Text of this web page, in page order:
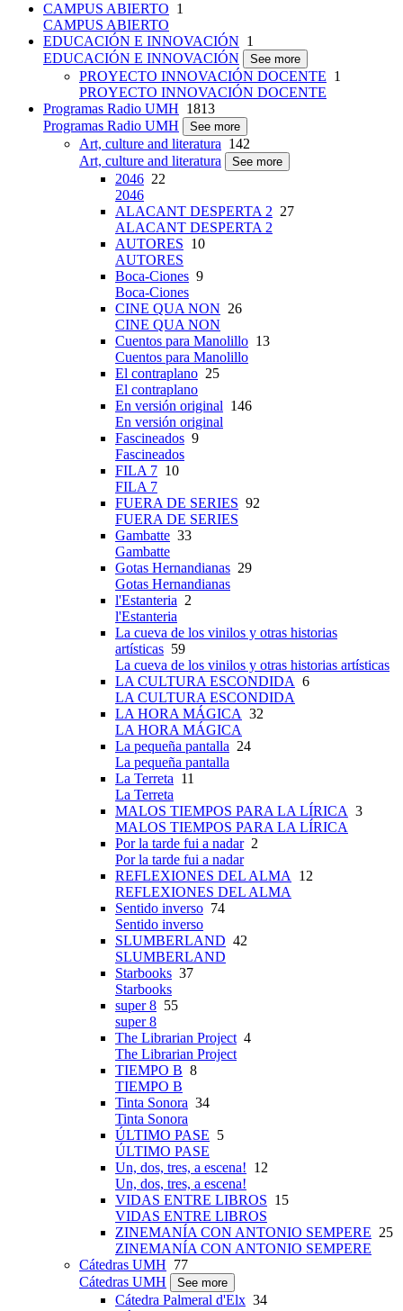
CAMPUS ABIERTO 1
CAMPUS ABIERTO
EDUCACIÓN E INNOVACIÓN 1
EDUCACIÓN E INNOVACIÓN
See more
PROYECTO INNOVACIÓN DOCENTE 1
PROYECTO INNOVACIÓN DOCENTE
Programas Radio UMH 1813
Programas Radio UMH
See more
Art, culture and literatura 142
Art, culture and literatura
See more
2046 22
2046
ALACANT DESPERTA 2 27
ALACANT DESPERTA 2
AUTORES 10
AUTORES
Boca-Ciones 9
Boca-Ciones
CINE QUA NON 26
CINE QUA NON
Cuentos para Manolillo 13
Cuentos para Manolillo
El contraplano 25
El contraplano
En versión original 146
En versión original
Fascineados 9
Fascineados
FILA 7 10
FILA 7
FUERA DE SERIES 92
FUERA DE SERIES
Gambatte 33
Gambatte
Gotas Hernandianas 29
Gotas Hernandianas
l'Estanteria 2
l'Estanteria
La cueva de los vinilos y otras historias
artísticas 59
La cueva de los vinilos y otras historias artísticas
LA CULTURA ESCONDIDA 6
LA CULTURA ESCONDIDA
LA HORA MÁGICA 32
LA HORA MÁGICA
La pequeña pantalla 24
La pequeña pantalla
La Terreta 11
La Terreta
MALOS TIEMPOS PARA LA LÍRICA 3
MALOS TIEMPOS PARA LA LÍRICA
Por la tarde fui a nadar2
Por la tarde fui a nadar
REFLEXIONES DEL ALMA 12
REFLEXIONES DEL ALMA
Sentido inverso 74
Sentido inverso
SLUMBERLAND 42
SLUMBERLAND
Starbooks 37
Starbooks
super 8 55
super 8
The Librarian Project4
The Librarian Project
TIEMPO B 8
TIEMPO B
Tinta Sonora 34
Tinta Sonora
ÚLTIMO PASE 5
ÚLTIMO PASE
Un, dos, tres, a escena! 12
Un, dos, tres, a escena!
VIDAS ENTRE LIBROS 15
VIDAS ENTRE LIBROS
ZINEMANÍA CON ANTONIO SEMPERE 25
ZINEMANÍA CON ANTONIO SEMPERE
Cátedras UMH 77
Cátedras UMH
See more
Cátedra Palmeral d'Elx 34